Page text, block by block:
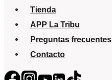
Tienda
APP La Tribu
Preguntas frecuentes
Contacto